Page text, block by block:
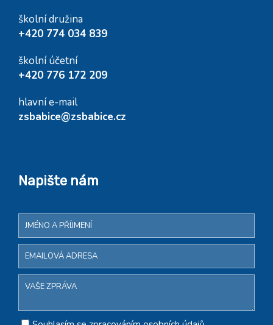
školní družina
+420 774 034 839
školní účetní
+420 776 172 209
hlavní e-mail
zsbabice@zsbabice.cz
Napište nám